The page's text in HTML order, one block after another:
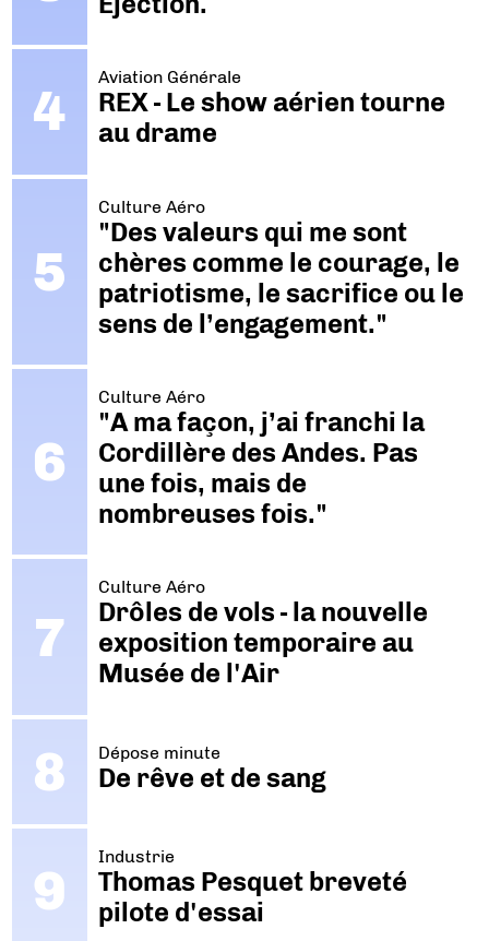
Aviation Générale
REX - Le show aérien tourne
au drame
Culture Aéro
"Des valeurs qui me sont
chères comme le courage, le
patriotisme, le sacrifice ou le
sens de l’engagement."
Culture Aéro
"A ma façon, j’ai franchi la
Cordillère des Andes. Pas
une fois, mais de
nombreuses fois."
Culture Aéro
Drôles de vols - la nouvelle
exposition temporaire au
Musée de l'Air
Dépose minute
De rêve et de sang
Industrie
Thomas Pesquet breveté
pilote d'essai